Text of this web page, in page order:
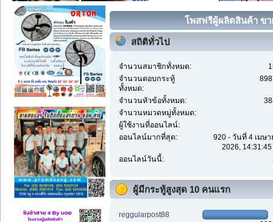
โพสฟรีผู้ผลิตสินค้า ข
สถิติทั่วไป
จำนวนสมาชิกทั้งหมด:
จำนวนตอบกระทู้
ทั้งหมด:
จำนวนหัวข้อทั้งหมด:
จำนวนหมวดหมู่ทั้งหมด:
ผู้ใช้งานที่ออนไลน์:
ออนไลน์มากที่สุด:
920 - วันที่ 4 เมษ
2026,
ออนไลน์วันนี้:
ผู้มีกระทู้สูงสุด 10 คนแรก
reggularpost88